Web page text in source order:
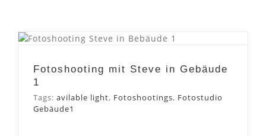
Fotoshooting mit Steve in Gebäude
1
Tags: avilable light, Fotoshootings, Fotostudio
Gebäude1